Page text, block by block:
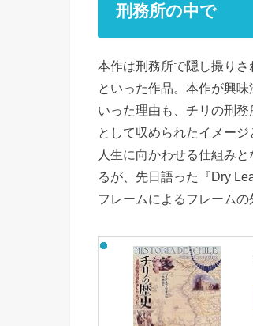
刑務所の中で
本作は刑務所で隠し撮り
といった作品。本作が興
いった理由も、チリの刑
として収められたイメー
人生に向かわせる仕組み
るが、先日語った『Dry
フレームによるフレーム